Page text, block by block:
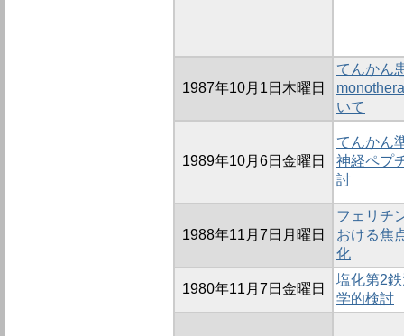
1987年10月1日木曜日
てんかん
いて
1989年10月6日金曜日
てんかん
神経ペプ
討
1988年11月7日月曜日
フェリチ
おける焦
化
1980年11月7日金曜日
塩化第2
学的検討